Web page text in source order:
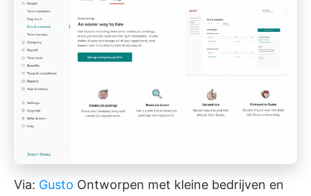
Via: Gusto Ontworpen met kleine bedrijven en